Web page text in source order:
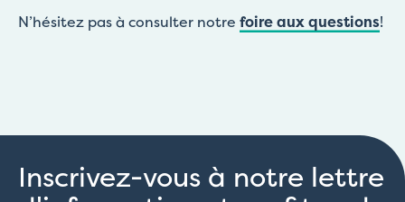
N’hésitez pas à consulter notre foire aux questions!
Inscrivez-vous à notre lettre